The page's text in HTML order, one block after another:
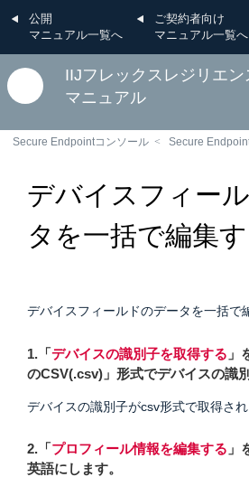
公開
マニュアル一覧へ
ご契約者向け
マニュアル一覧へ
IIJフレックスレジリエン
マニュアル
Secure Endpointコンソール Secure
デバイスフィー
タを一括で編集
デバイスフィールドのデータを一括で
1.「デバイスの識別子を取得する 」
のCSV(.csv)」形式でデバイスの識
デバイスの識別子がcsv形式で取得され
2.「プロフィール情報を編集する 」
英語にします。